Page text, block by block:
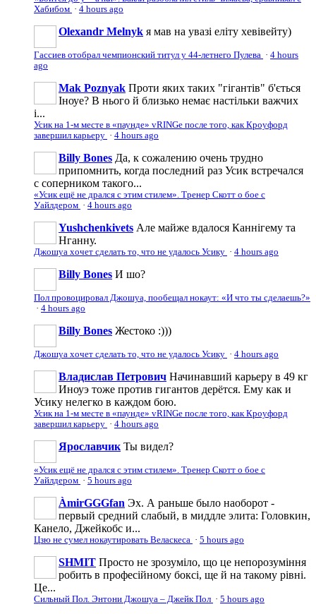
Хабибом · 4 hours ago
Olexandr Melnyk я мав на увазі еліту хевівейту)
Гассиев отобрал чемпионский титул у 44-летнего Пулева · 4 hours
ago
Mak Poznyak Проти яких таких "гігантів" б'ється
Іноуе? В нього й близько немає настільки важчих
і...
Усик на 1-м месте в «паунде» vRINGe после того, как Кроуфорд
завершил карьеру · 4 hours ago
Billy Bones Да, к сожалению очень трудно
припомнить, когда последний раз Усик встречался
с соперником такого...
«Усик ещё не дрался с этим стилем». Тренер Скотт о бое с
Уайлдером · 4 hours ago
Yushchenkivets Але майже вдалося Каннігему та
Нганну.
Джошуа хочет сделать то, что не удалось Усику · 4 hours ago
Billy Bones И шо?
Пол провоцировал Джошуа, пообещал нокаут: «И что ты сделаешь?»
· 4 hours ago
Billy Bones Жестоко :)))
Джошуа хочет сделать то, что не удалось Усику · 4 hours ago
Владислав Петрович Начинавший карьеру в 49 кг
Иноуэ тоже против гигантов дерётся. Ему как и
Усику нелегко в каждом бою.
Усик на 1-м месте в «паунде» vRINGe после того, как Кроуфорд
завершил карьеру · 4 hours ago
Ярославчик Ты видел?
«Усик ещё не дрался с этим стилем». Тренер Скотт о бое с
Уайлдером · 5 hours ago
ÀmirGGGfan Эх. А раньше было наоборот -
первый средний слабый, в миддле элита: Головкин,
Канело, Джейкобс и...
Цзю не сумел нокаутировать Веласкеса · 5 hours ago
SHMIT Просто не зрозуміло, що це непорозуміння
робить в професійному боксі, ще й на такому рівні.
Це...
Сильный Пол. Энтони Джошуа – Джейк Пол · 5 hours ago